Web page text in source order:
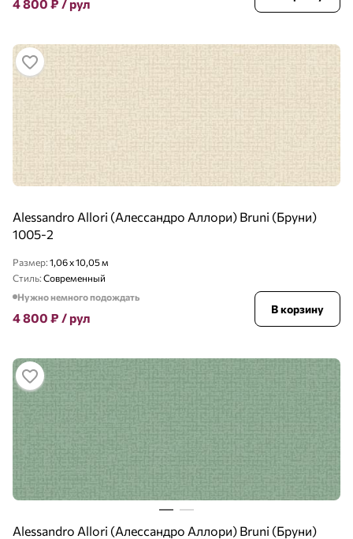
4 800 ₽ / рул
Alessandro Allori (Алессандро Аллори) Bruni (Бруни)
1005-2
Размер: 1,06 x 10,05 м
Стиль: Современный
Нужно немного подождать
4 800 ₽ / рул
В корзину
Alessandro Allori (Алессандро Аллори) Bruni (Бруни)